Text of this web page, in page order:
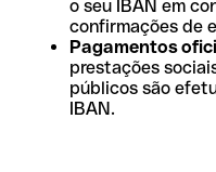
o seu IBAN em
confirmações de
Pagamentos
prestações
públicos são
IBAN.